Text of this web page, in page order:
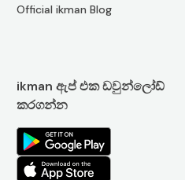
Official ikman Blog
ikman ඇප් එක ඩවුන්ලෝඩ්
කරගන්න